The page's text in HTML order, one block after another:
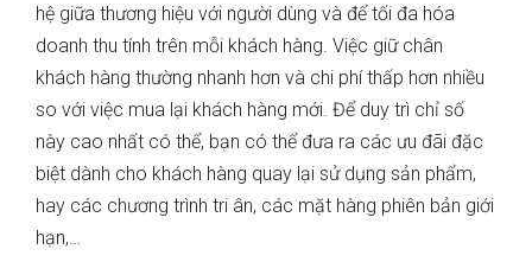
hệ giữa thương hiệu với người dùng và để tối đa hóa
doanh thu tính trên mỗi khách hàng. Việc giữ chân
khách hàng thường nhanh hơn và chi phí thấp hơn nhiều
so với việc mua lại khách hàng mới. Để duy trì chỉ số
này cao nhất có thể, bạn có thể đưa ra các ưu đãi đặc
biệt dành cho khách hàng quay lại sử dụng sản phẩm,
hay các chương trình tri ân, các mặt hàng phiên bản giới
hạn,…